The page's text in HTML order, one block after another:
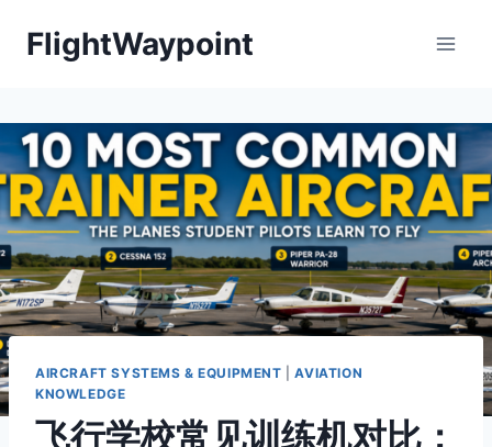
FlightWaypoint
AIRCRAFT SYSTEMS & EQUIPMENT |AVIATION
KNOWLEDGE
飞行学校常见训练机对比：